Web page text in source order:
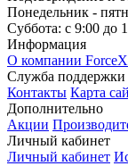
Понедельник -
Суббота: с 9:00 до
Информация
О компании ForceX
Служба поддержки
Контакты Карта
Дополнительно
Акции
Личный кабинет
Личный кабинет